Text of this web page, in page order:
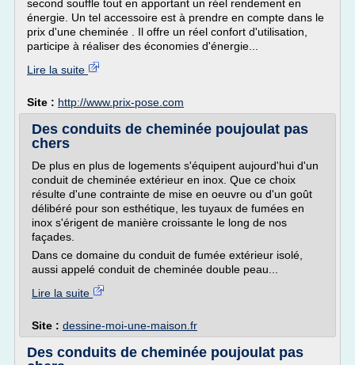
second souffle tout en apportant un réel rendement en
énergie. Un tel accessoire est à prendre en compte dans le
prix d'une cheminée . Il offre un réel confort d'utilisation,
participe à réaliser des économies d'énergie...
Lire la suite
Site : http://www.prix-pose.com
Des conduits de cheminée poujoulat pas
chers
De plus en plus de logements s'équipent aujourd'hui d'un
conduit de cheminée extérieur en inox. Que ce choix
résulte d'une contrainte de mise en oeuvre ou d'un goût
délibéré pour son esthétique, les tuyaux de fumées en
inox s'érigent de manière croissante le long de nos
façades.
Dans ce domaine du conduit de fumée extérieur isolé,
aussi appelé conduit de cheminée double peau...
Lire la suite
Site : dessine-moi-une-maison.fr
Des conduits de cheminée poujoulat pas